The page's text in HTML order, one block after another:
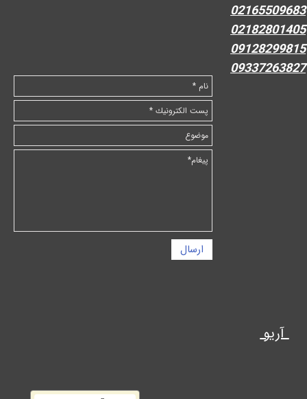
ارسال
02165509683
02182801405
09128299815
09337263827
آریو